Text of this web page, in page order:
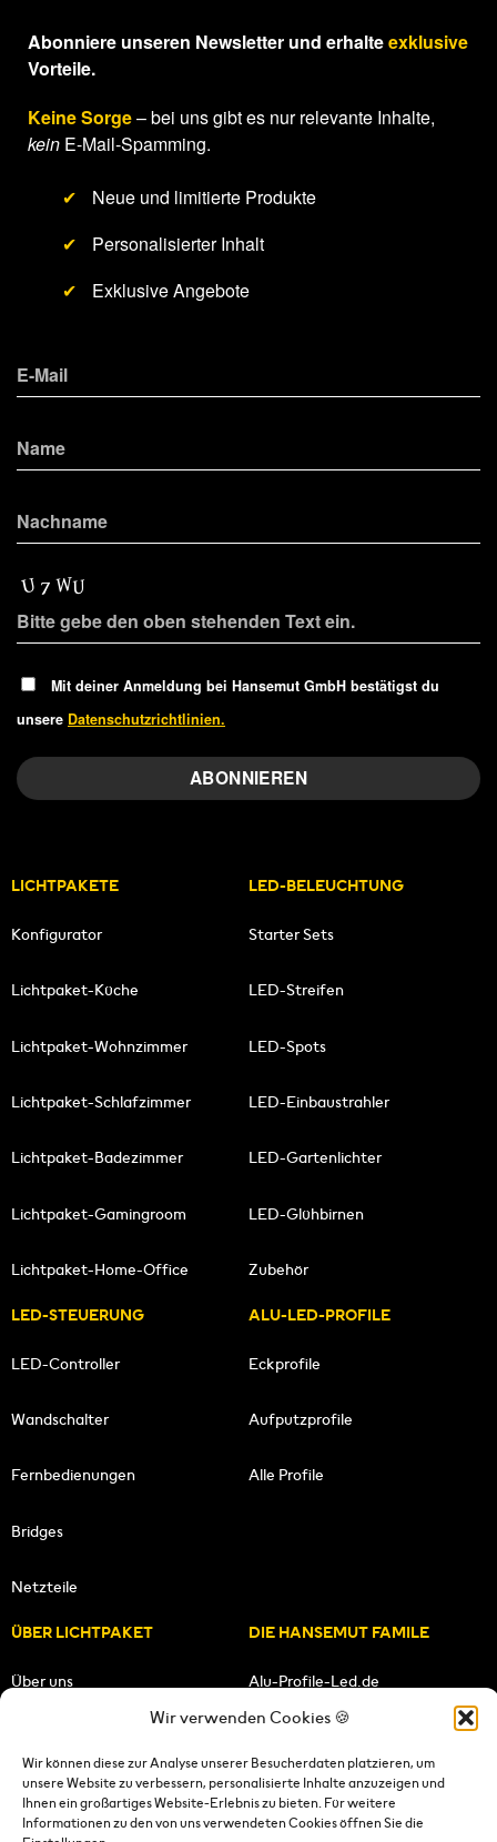
Wir verwenden Cookies 🍪
Wir können diese zur Analyse unserer Besucherdaten platzieren, um
unsere Website zu verbessern, personalisierte Inhalte anzuzeigen und
Ihnen ein großartiges Website-Erlebnis zu bieten. Für weitere
Informationen zu den von uns verwendeten Cookies öffnen Sie die
Abonniere unseren Newsletter und erhalteexklusive
Vorteile.
Keine Sorge– bei uns gibt es nur relevante Inhalte,
kein E-Mail-Spamming.
✔
Neue und limitierte Produkte
✔
Personalisierter Inhalt
✔
Exklusive Angebote
Mit deiner Anmeldung bei Hansemut GmbH bestätigst du
unsere Datenschutzrichtlinien.
LICHTPAKETE
Konfigurator
Lichtpaket-Küche
Lichtpaket-Wohnzimmer
Lichtpaket-Schlafzimmer
Lichtpaket-Badezimmer
Lichtpaket-Gamingroom
Lichtpaket-Home-Office
LED-BELEUCHTUNG
Starter Sets
LED-Streifen
LED-Spots
LED-Einbaustrahler
LED-Gartenlichter
LED-Glühbirnen
Zubehör
LED-STEUERUNG
LED-Controller
Wandschalter
Fernbedienungen
Bridges
Netzteile
ALU-LED-PROFILE
Eckprofile
Aufputzprofile
Alle Profile
ÜBER LICHTPAKET
Über uns
Unser Team
DIE HANSEMUT FAMILE
Alu-Profile-Led.de
Lichtpaket.de